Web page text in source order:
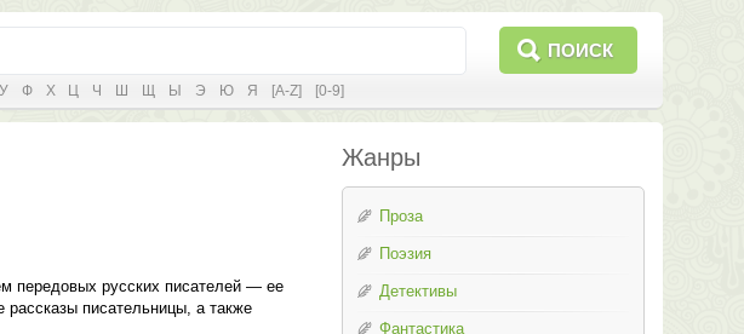
ПОИСК
У Ф Х Ц Ч Ш Щ Ы Э Ю Я [A-Z] [0-9]
передовых русских писателей — ее
писательницы, а также
Жанры
Проза
Поэзия
Детективы
Фантастика